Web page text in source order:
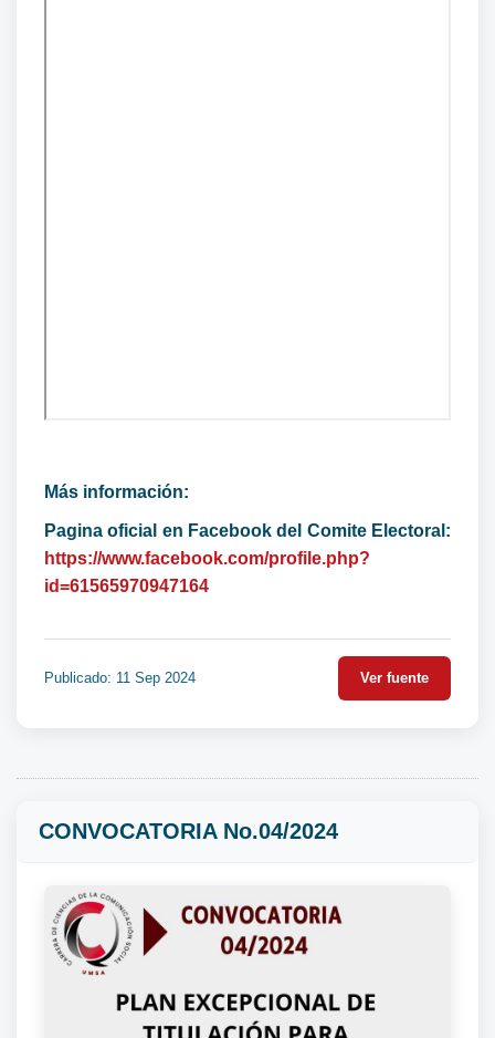
Más información:
Pagina oficial en Facebook del Comite Electoral:
https://www.facebook.com/profile.php?
id=61565970947164
Publicado: 11 Sep 2024 Ver fuente
CONVOCATORIA No.04/2024